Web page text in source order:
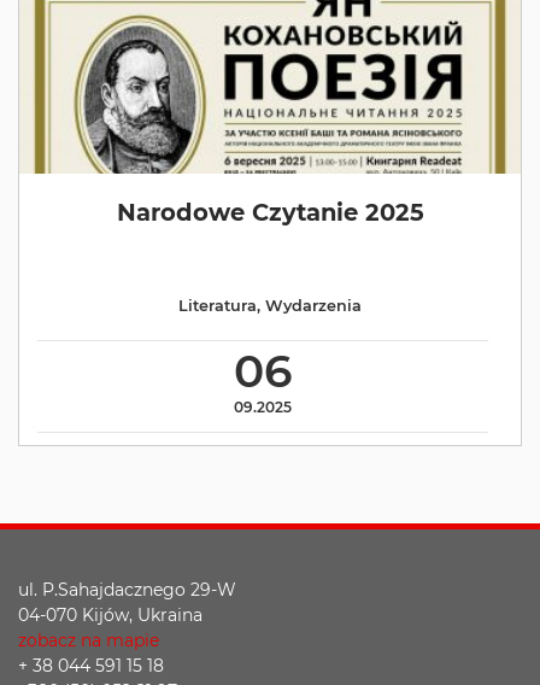
Narodowe Czytanie 2025
06
09.2025
Literatura, Wydarzenia
ul. P.Sahajdacznego 29-W
04-070 Kijów, Ukraina
zobacz na mapie
+ 38 044 591 15 18